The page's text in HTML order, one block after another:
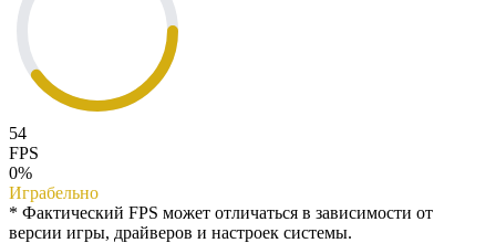
54
FPS
0%
Играбельно
* Фактический FPS может отличаться в зависимости от
версии игры, драйверов и настроек системы.